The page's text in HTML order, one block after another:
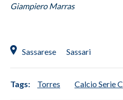
Giampiero Marras
Sassarese Sassari
Tags: Torres Calcio Serie C